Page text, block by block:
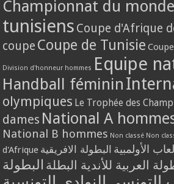
Championnat du monde
tunisiens Coupe d'Afrique
coupe Coupe de Tunisie
Division d'honneur hommes Equipe
Handball féminin
olympiques Le Trophée des
dames National A
National B hommes Non classé Non
d'Afrique
الأولمبية البطولة الافريقية
العربية للأندية البطلة البطولة